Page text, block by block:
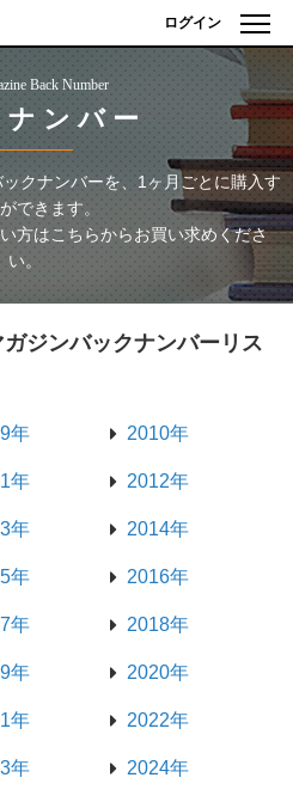
ログイン
Back Number
ンバー
ックナンバーを、1ヶ月ごとに購入す
できます。
方はこちらからお買い求めくださ
い。
ジンバックナンバーリス
年 2010年
年 2012年
年 2014年
年 2016年
年 2018年
年 2020年
年 2022年
年 2024年